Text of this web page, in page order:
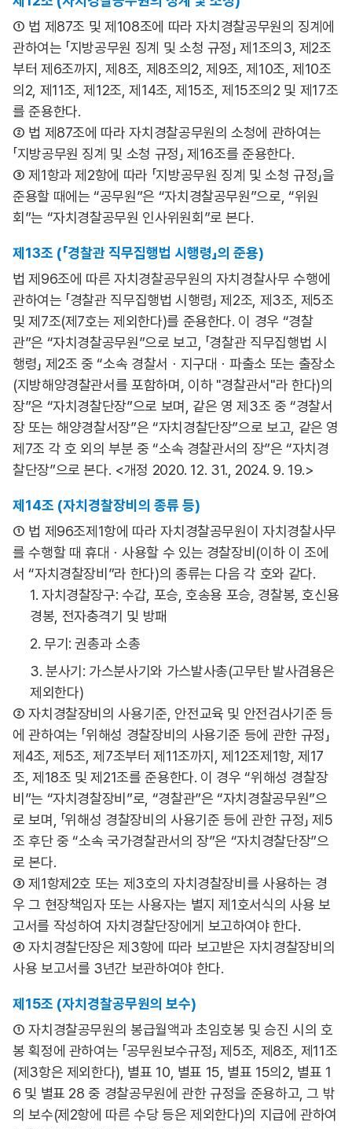
① 법 제87조 및 제108조에 따라 자치경찰공무원의 징계에
관하여는 「지방공무원 징계 및 소청 규정」 제1조의3, 제2조
부터 제6조까지, 제8조, 제8조의2, 제9조, 제10조, 제10조
의2, 제11조, 제12조, 제14조, 제15조, 제15조의2 및 제17조
를 준용한다.
② 법 제87조에 따라 자치경찰공무원의 소청에 관하여는
「지방공무원 징계 및 소청 규정」 제16조를 준용한다.
③ 제1항과 제2항에 따라 「지방공무원 징계 및 소청 규정」을
준용할 때에는 “공무원”은 “자치경찰공무원”으로, “위원
회”는 “자치경찰공무원 인사위원회”로 본다.
제13조 (「경찰관 직무집행법 시행령」의 준용)
법 제96조에 따른 자치경찰공무원의 자치경찰사무 수행에
관하여는 「경찰관 직무집행법 시행령」 제2조, 제3조, 제5조
및 제7조(제7호는 제외한다)를 준용한다. 이 경우 “경찰
관”은 “자치경찰공무원”으로 보고, 「경찰관 직무집행법 시
행령」 제2조 중 “소속 경찰서ㆍ지구대ㆍ파출소 또는 출장소
(지방해양경찰관서를 포함하며, 이하 "경찰관서"라 한다)의
장”은 “자치경찰단장”으로 보며, 같은 영 제3조 중 “경찰서
장 또는 해양경찰서장”은 “자치경찰단장”으로 보고, 같은 영
제7조 각 호 외의 부분 중 “소속 경찰관서의 장”은 “자치경
찰단장”으로 본다. <개정 2020. 12. 31., 2024. 9. 19.>
제14조 (자치경찰장비의 종류 등)
① 법 제96조제1항에 따라 자치경찰공무원이 자치경찰사무
를 수행할 때 휴대ㆍ사용할 수 있는 경찰장비(이하 이 조에
서 “자치경찰장비”라 한다)의 종류는 다음 각 호와 같다.
1. 자치경찰장구: 수갑, 포승, 호송용 포승, 경찰봉, 호신용
경봉, 전자충격기 및 방패
2. 무기: 권총과 소총
3. 분사기: 가스분사기와 가스발사총(고무탄 발사겸용은
제외한다)
② 자치경찰장비의 사용기준, 안전교육 및 안전검사기준 등
에 관하여는 「위해성 경찰장비의 사용기준 등에 관한 규정」
제4조, 제5조, 제7조부터 제11조까지, 제12조제1항, 제17
조, 제18조 및 제21조를 준용한다. 이 경우 “위해성 경찰장
비”는 “자치경찰장비”로, “경찰관”은 “자치경찰공무원”으
로 보며, 「위해성 경찰장비의 사용기준 등에 관한 규정」 제5
조 후단 중 “소속 국가경찰관서의 장”은 “자치경찰단장”으
로 본다.
③ 제1항제2호 또는 제3호의 자치경찰장비를 사용하는 경
우 그 현장책임자 또는 사용자는 별지 제1호서식의 사용 보
고서를 작성하여 자치경찰단장에게 보고하여야 한다.
④ 자치경찰단장은 제3항에 따라 보고받은 자치경찰장비의
사용 보고서를 3년간 보관하여야 한다.
제15조 (자치경찰공무원의 보수)
① 자치경찰공무원의 봉급월액과 초임호봉 및 승진 시의 호
봉 획정에 관하여는 「공무원보수규정」 제5조, 제8조, 제11조
(제3항은 제외한다), 별표 10, 별표 15, 별표 15의2, 별표 1
6 및 별표 28 중 경찰공무원에 관한 규정을 준용하고, 그 밖
의 보수(제2항에 따른 수당 등은 제외한다)의 지급에 관하여